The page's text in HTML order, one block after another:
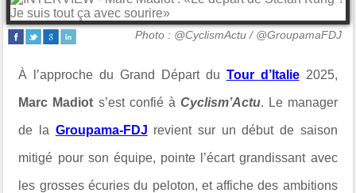
Photo : @CyclismActu / @GroupamaFDJ
À l’approche du Grand Départ du Tour d’Italie 2025,
Marc Madiot s’est confié à Cyclism’Actu. Le manager
de la Groupama-FDJ revient sur un début de saison
mitigé pour son équipe, pointe l’écart grandissant avec
les grosses écuries du peloton, et affiche des ambitions